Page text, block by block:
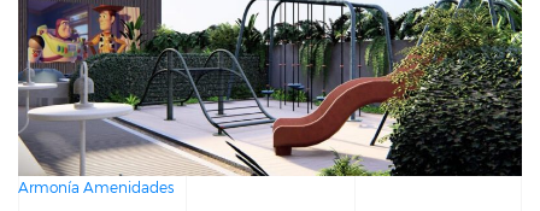
Armonía Amenidades